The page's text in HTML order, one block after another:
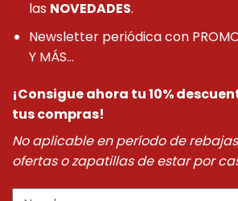
las NOVEDADES.
Newsletter periódica con
Y MÁS...
¡Consigue ahora tu 10%
tus compras!
No aplicable en período de
ofertas o zapatillas de estar por